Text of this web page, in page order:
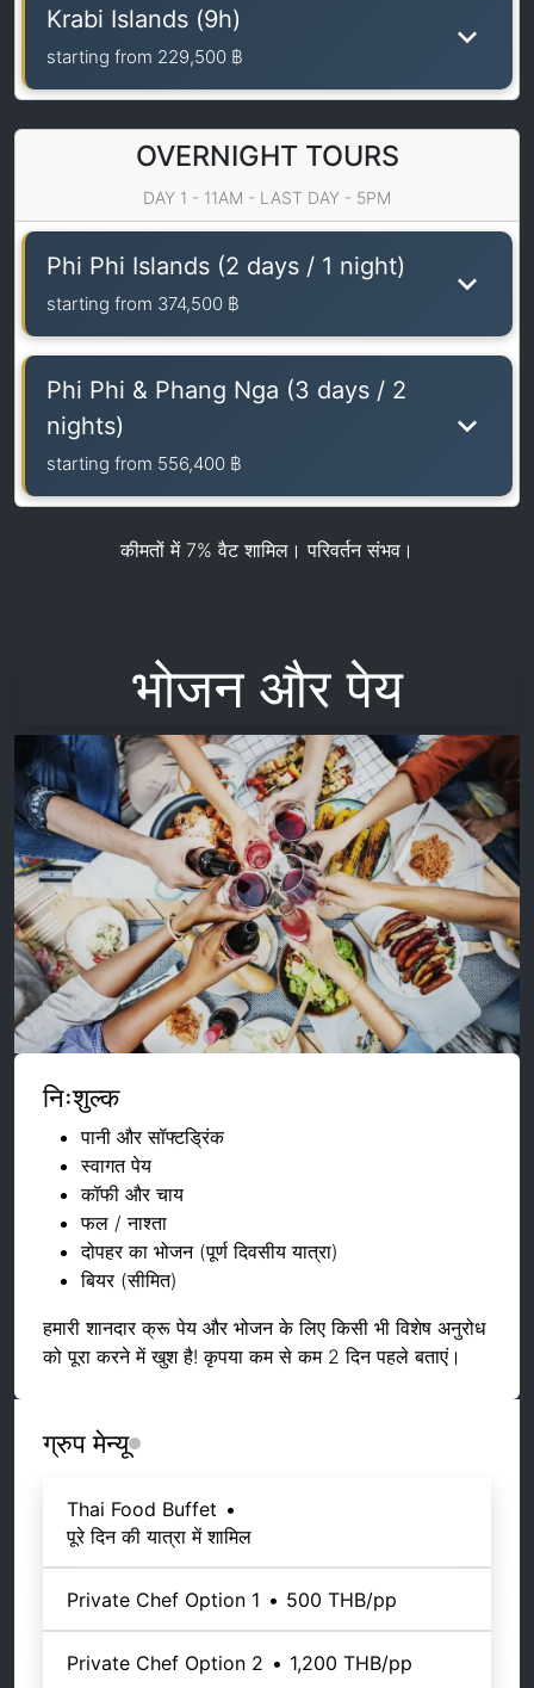
Krabi Islands (9h)
starting from 229,500 ฿
OVERNIGHT TOURS
DAY 1 - 11AM - LAST DAY - 5PM
Phi Phi Islands (2 days / 1 night)
starting from 374,500 ฿
Phi Phi & Phang Nga (3 days / 2
nights)
starting from 556,400 ฿
कीमतों में 7% वैट शामिल। परिवर्तन संभव।
भोजन और पेय
निःशुल्क
पानी और सॉफ्टड्रिंक
स्वागत पेय
कॉफी और चाय
फल / नाश्ता
दोपहर का भोजन (पूर्ण दिवसीय यात्रा)
बियर (सीमित)
हमारी शानदार क्रू पेय और भोजन के लिए किसी भी विशेष अनुरोध
को पूरा करने में खुश है! कृपया कम से कम 2 दिन पहले बताएं।
ग्रुप मेन्यू
Thai Food Buffet •
पूरे दिन की यात्रा में शामिल
Private Chef Option 1 • 500 THB/pp
Private Chef Option 2 • 1,200 THB/pp